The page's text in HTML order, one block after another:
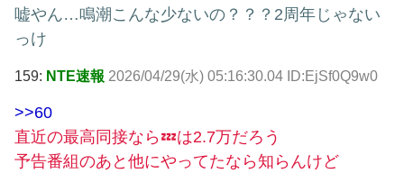
嘘やん…鳴潮こんな少ないの？？？2周年じゃない
っけ
159: NTE速報 2026/04/29(水) 05:16:30.04 ID:EjSf0Q9w0
>>60
直近の最高同接なら💤は2.7万だろう
予告番組のあと他にやってたなら知らんけど